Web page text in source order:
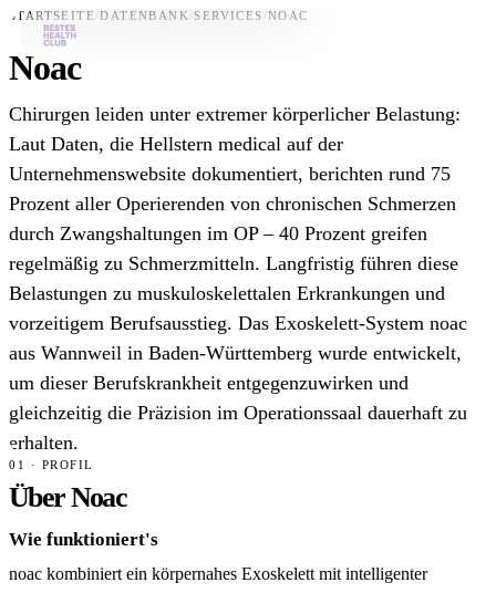
Datenbank
News
Über uns
Für Unternehmen
Jetzt downloaden
STARTSEITE /DATENBANK /SERVICES /NOAC
Noac
Chirurgen leiden unter extremer körperlicher Belastung:
Laut Daten, die Hellstern medical auf der
Unternehmenswebsite dokumentiert, berichten rund 75
Prozent aller Operierenden von chronischen Schmerzen
durch Zwangshaltungen im OP – 40 Prozent greifen
regelmäßig zu Schmerzmitteln. Langfristig führen diese
Belastungen zu muskuloskelettalen Erkrankungen und
vorzeitigem Berufsausstieg. Das Exoskelett-System noac
aus Wannweil in Baden-Württemberg wurde entwickelt,
um dieser Berufskrankheit entgegenzuwirken und
gleichzeitig die Präzision im Operationssaal dauerhaft zu
erhalten.
01 · PROFIL
Über Noac
Wie funktioniert's
noac kombiniert ein körpernahes Exoskelett mit intelligenter